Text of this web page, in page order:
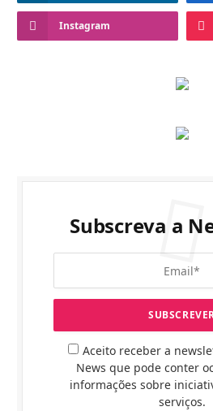
Instagram
Subscreva a
Aceito receber a
News que pode conter
informações sobre
serviços.